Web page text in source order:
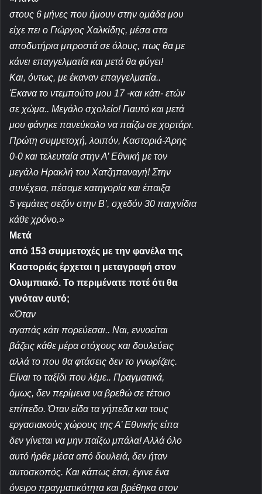
στους 6 μήνες που ήμουν στην ομάδα μου
είχε πει ο Γιώργος Χαλκίδης, μέσα στα
αποδυτήρια μπροστά σε όλους, πως θα με
κάνει επαγγελματία και μετά θα φύγει!
Και, όντως, με έκαναν επαγγελματία..
Έκανα το ντεμπούτο μου 17 -και κάτι- ετών
σε χώμα.. Μεγάλο σχολείο! Γιαυτό και μετά
μου φάνηκε πανεύκολο να παίζω σε χορτάρι.
Πρώτη συμμετοχή, λοιπόν, Καστοριά-Άρης
0-0 και τελευταία στην Α’ Εθνική με τον
μεγάλο Ηρακλή του Χατζηπαναγή! Στην
συνέχεια, πέσαμε κατηγορία και έπαιξα
5 γεμάτες σεζόν στην Β’, σχεδόν 30 παιχνίδια
κάθε χρόνο.»
Μετά
από 153 συμμετοχές με την φανέλα της
Καστοριάς έρχεται η μεταγραφή στον
Ολυμπιακό. Το περιμένατε ποτέ ότι θα
γινόταν αυτό;
«Όταν
αγαπάς κάτι πορεύεσαι.. Ναι, εννοείται
βάζεις κάθε μέρα στόχους και δουλεύεις
αλλά το που θα φτάσεις δεν το γνωρίζεις.
Είναι το ταξίδι που λέμε.. Πραγματικά,
όμως, δεν περίμενα να βρεθώ σε τέτοιο
επίπεδο. Όταν είδα τα γήπεδα και τους
εργασιακούς χώρους της Α’ Εθνικής είπα
δεν γίνεται να μην παίξω μπάλα! Αλλά όλο
αυτό ήρθε μέσα από δουλειά, δεν ήταν
αυτοσκοπός. Και κάπως έτσι, έγινε ένα
όνειρο πραγματικότητα και βρέθηκα στον